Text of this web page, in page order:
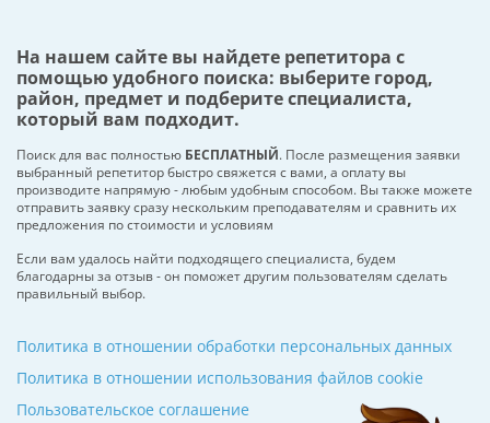
На нашем сайте вы найдете репетитора с
помощью удобного поиска: выберите город,
район, предмет и подберите специалиста,
который вам подходит.
Поиск для вас полностью БЕСПЛАТНЫЙ. После размещения заявки
выбранный репетитор быстро свяжется с вами, а оплату вы
производите напрямую - любым удобным способом. Вы также можете
отправить заявку сразу нескольким преподавателям и сравнить их
предложения по стоимости и условиям
Если вам удалось найти подходящего специалиста, будем
благодарны за отзыв - он поможет другим пользователям сделать
правильный выбор.
Политика в отношении обработки персональных данных
Политика в отношении использования файлов cookie
Пользовательское соглашение